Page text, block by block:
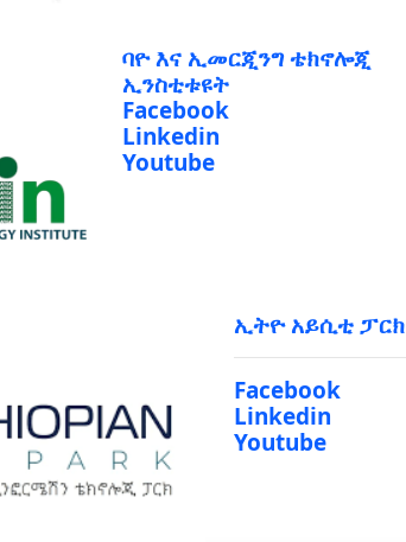
ባዮ እና ኢመርጂንግ ቴክኖሎጂ
ኢንስቲቱዩት
Facebook
Linkedin
Youtube
ኢትዮ አይሲቲ ፓርክ
Facebook
Linkedin
Youtube